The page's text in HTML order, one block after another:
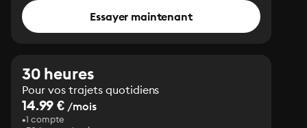
Essayer maintenant
30 heures
Pour vos trajets quotidiens
14.99 € /mois
1 compte